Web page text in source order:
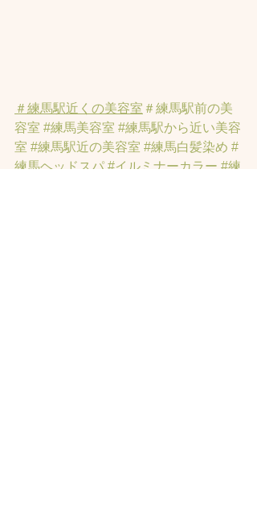
＃練馬駅近くの美容室 ＃練馬駅前の美
容室 #練馬美容室 #練馬駅から近い美容
室 #練馬駅近の美容室 #練馬白髪染め #
練馬ヘッドスパ #イルミナーカラー #練